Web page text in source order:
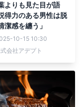
よりも見た目が語
得力のある男性は脱
潔感を纏う」
10-15 10:30
会社アデプト